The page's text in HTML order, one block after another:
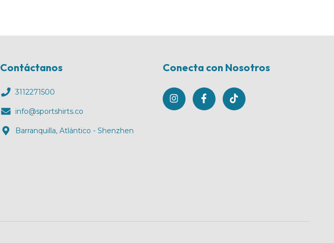
Contáctanos
3112271500
info@sportshirts.co
Barranquilla, Atlántico - Shenzhen
Conecta con Nosotros